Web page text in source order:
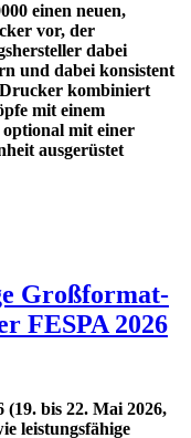
einen neuen,
vor, der
dabei
und dabei konsistent
kombiniert
mit einem
mit einer
ausgerüstet
Großformat-
FESPA 2026
bis 22. Mai 2026,
leistungsfähige